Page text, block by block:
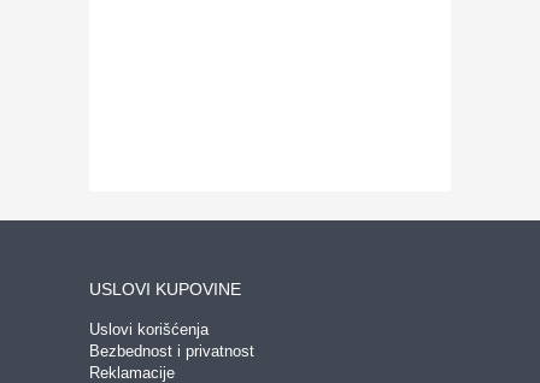
USLOVI KUPOVINE
Uslovi korišćenja
Bezbednost i privatnost
Reklamacije